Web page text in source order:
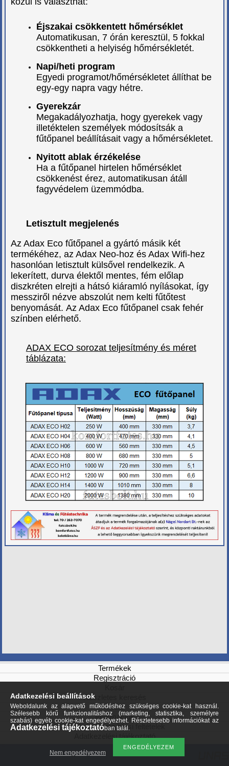
Éjszakai csökkentett hőmérséklet
Automatikusan, 7 órán keresztül, 5 fokkal
csökkentheti a helyiség hőmérsékletét.
Napi/heti program
Egyedi programot/hőmérsékletet állíthat be
egy-egy napra vagy hétre.
Gyerekzár
Megakadályozhatja, hogy gyerekek vagy
illetéktelen személyek módosítsák a
fűtőpanel beállításait vagy a hőmérsékletet.
Nyitott ablak érzékelése
Ha a fűtőpanel hirtelen hőmérséklet
csökkenést érez, automatikusan átáll
fagyvédelem üzemmódba.
Letisztult megjelenés
Az Adax Eco fűtőpanel a gyártó másik két
termékéhez, az Adax Neo-hoz és Adax Wifi-hez
hasonlóan letisztult külsővel rendelkezik. A
lekerített, durva élektől mentes, fém előlap
diszkréten elrejti a hátsó kiáramló nyílásokat, így
messziről nézve abszolút nem kelti fűtőtest
benyomását. Az Adax Eco fűtőpanel csak fehér
színben elérhető.
ADAX ECO sorozat teljesítmény és méret
táblázata:
Termékek
Regisztráció
Részletes keresés
Profil
Információk
Általános szerződési feltételek
Adatkezelési tájékoztató
Adatkezelési beállítások
Weboldalunk az alapvető működéshez szükséges cookie-kat használ.
Szélesebb körű funkcionalitáshoz (marketing, statisztika, személyre
szabás) egyéb cookie-kat engedélyezhet. Részletesebb információkat az
Adatkezelési tájékoztatóban talál.
Nem engedélyezem